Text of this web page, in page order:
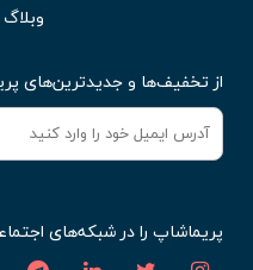
از تخفیف‌ها و جدیدترین‌های
پریماشاپ را در شبکه‌های